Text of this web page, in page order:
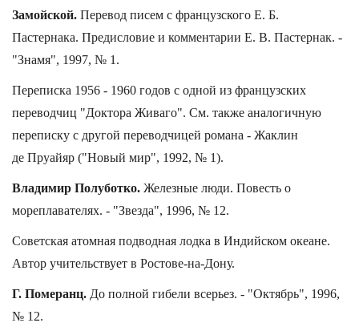
Замойской. Перевод писем с французского Е. Б.
Пастернака. Предисловие и комментарии Е. В. Пастернак. -
"Знамя", 1997, № 1.
Переписка 1956 - 1960 годов с одной из французских
переводчиц "Доктора Живаго". См. также аналогичную
переписку с другой переводчицей романа - Жаклин
де Пруайяр ("Новый мир", 1992, № 1).
Владимир Полуботко. Железные люди. Повесть о
мореплавателях. - "Звезда", 1996, № 12.
Советская атомная подводная лодка в Индийском океане.
Автор учительствует в Ростове-на-Дону.
Г. Померанц. До полной гибели всерьез. - "Октябрь", 1996,
№ 12.